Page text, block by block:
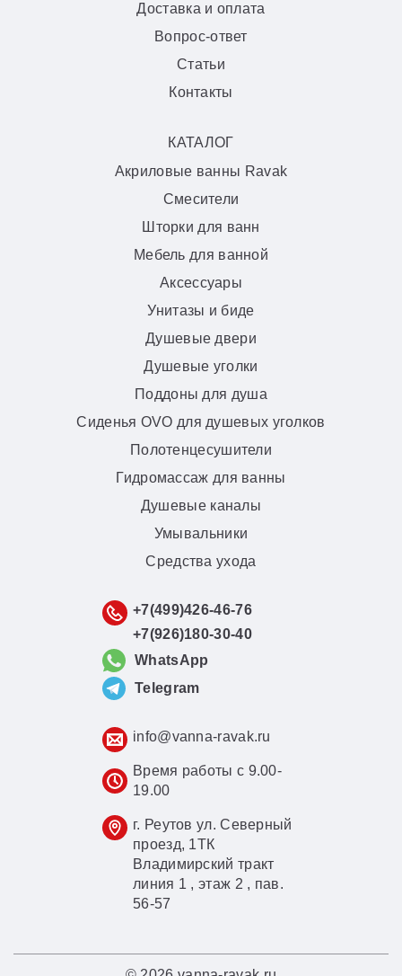
Доставка и оплата
Вопрос-ответ
Статьи
Контакты
КАТАЛОГ
Акриловые ванны Ravak
Смесители
Шторки для ванн
Мебель для ванной
Аксессуары
Унитазы и биде
Душевые двери
Душевые уголки
Поддоны для душа
Сиденья OVO для душевых уголков
Полотенцесушители
Гидромассаж для ванны
Душевые каналы
Умывальники
Средства ухода
+7(499)426-46-76
+7(926)180-30-40
WhatsApp
Telegram
info@vanna-ravak.ru
Время работы с 9.00-
19.00
г. Реутов ул. Северный
проезд, 1ТК
Владимирский тракт
линия 1 , этаж 2 , пав.
56-57